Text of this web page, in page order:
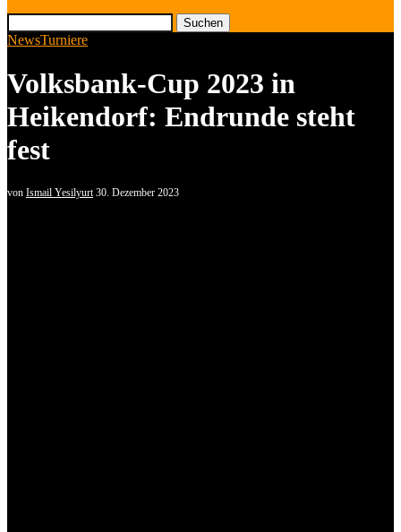
Suchen
NewsTurniere
Volksbank-Cup 2023 in
Heikendorf: Endrunde steht
fest
von Ismail Yesilyurt 30. Dezember 2023